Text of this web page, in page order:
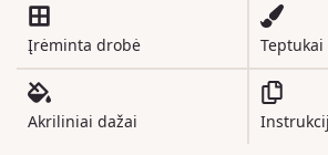
Įrėminta drobė Teptukai
Akriliniai dažai